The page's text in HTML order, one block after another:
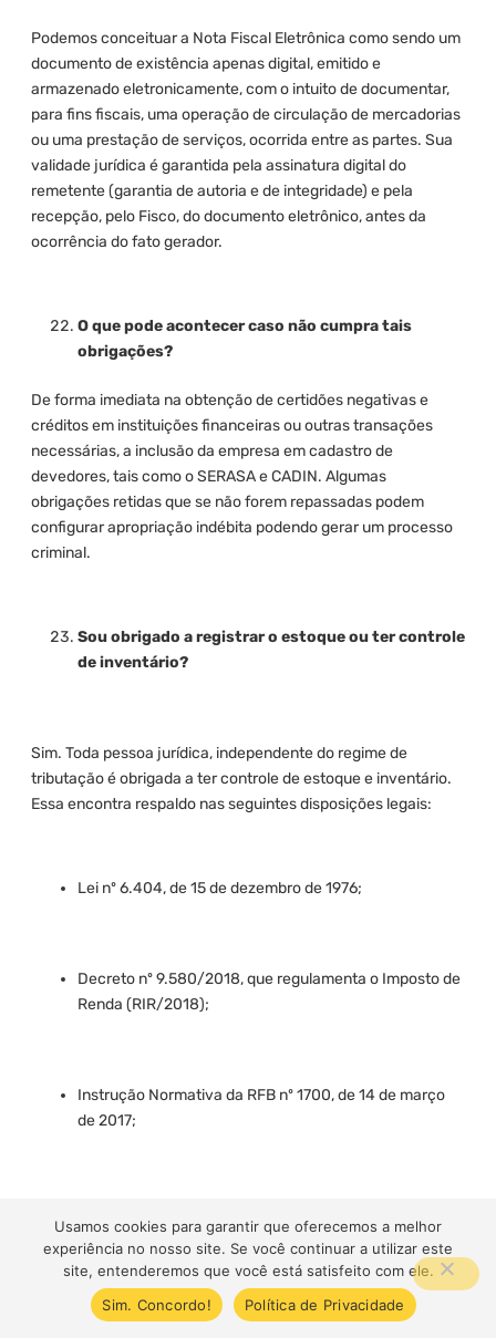
Podemos conceituar a Nota Fiscal Eletrônica como sendo um
documento de existência apenas digital, emitido e
armazenado eletronicamente, com o intuito de documentar,
para fins fiscais, uma operação de circulação de mercadorias
ou uma prestação de serviços, ocorrida entre as partes. Sua
validade jurídica é garantida pela assinatura digital do
remetente (garantia de autoria e de integridade) e pela
recepção, pelo Fisco, do documento eletrônico, antes da
ocorrência do fato gerador.
O que pode acontecer caso não cumpra tais
obrigações?
De forma imediata na obtenção de certidões negativas e
créditos em instituições financeiras ou outras transações
necessárias, a inclusão da empresa em cadastro de
devedores, tais como o SERASA e CADIN. Algumas
obrigações retidas que se não forem repassadas podem
configurar apropriação indébita podendo gerar um processo
criminal.
Sou obrigado a registrar o estoque ou ter controle
de inventário?
Sim. Toda pessoa jurídica, independente do regime de
tributação é obrigada a ter controle de estoque e inventário.
Essa encontra respaldo nas seguintes disposições legais:
Lei nº 6.404, de 15 de dezembro de 1976;
Decreto nº 9.580/2018, que regulamenta o Imposto de
Renda (RIR/2018);
Instrução Normativa da RFB nº 1700, de 14 de março
de 2017;
Qual a data de pagamento da mensalidade
contábil para aZannix Brasil?
Usamos cookies para garantir que oferecemos a melhor
experiência no nosso site. Se você continuar a utilizar este
site, entenderemos que você está satisfeito com ele.
Sim. Concordo!
Política de Privacidade